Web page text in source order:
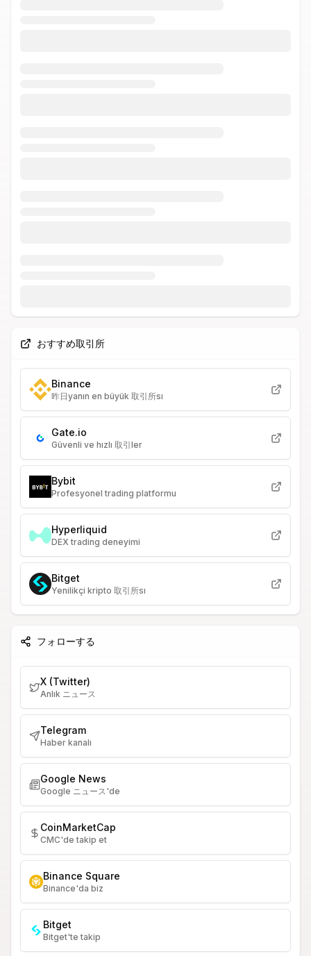
おすすめ取引所
Binance
昨日yanın en büyük 取引所sı
Gate.io
Güvenli ve hızlı 取引ler
Bybit
Profesyonel trading platformu
Hyperliquid
DEX trading deneyimi
Bitget
Yenilikçi kripto 取引所sı
フォローする
X (Twitter)
Anlık ニュース
Telegram
Haber kanalı
Google News
Google ニュース'de
CoinMarketCap
CMC'de takip et
Binance Square
Binance'da biz
Bitget
Bitget'te takip